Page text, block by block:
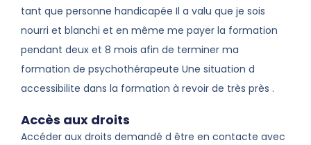
tant que personne handicapée Il a valu que je sois
nourri et blanchi et en même me payer la formation
pendant deux et 8 mois afin de terminer ma
formation de psychothérapeute Une situation d
accessibilite dans la formation à revoir de très près .
Accès aux droits
Accéder aux droits demandé d être en contacte avec